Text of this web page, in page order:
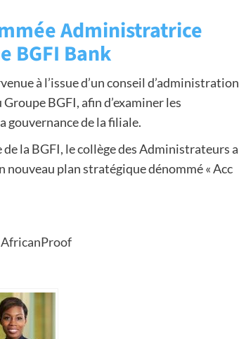
Administratrice
BGFI Bank
à l’issue d’un conseil d’administration
BGFI, afin d’examiner les
gouvernance de la filiale.
la BGFI, le collège des Administrateurs a
plan stratégique dénommé « Acc
AfricanProof